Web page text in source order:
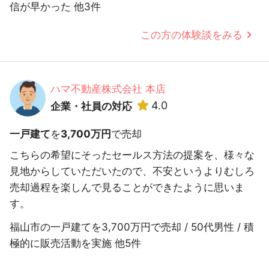
信が早かった 他3件
この方の体験談をみる
ハマ不動産株式会社 本店
企業・社員の対応
4.0
一戸建てを3,700万円で売却
こちらの希望にそったセールス方法の提案を、様々な
見地からしていただいたので、不安というよりむしろ
売却過程を楽しんで見ることができたように思いま
す。
福山市の一戸建てを3,700万円で売却 / 50代男性 / 積
極的に販売活動を実施 他5件